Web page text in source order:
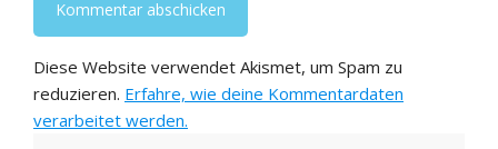
Diese Website verwendet Akismet, um Spam zu
reduzieren. Erfahre, wie deine Kommentardaten
verarbeitet werden.